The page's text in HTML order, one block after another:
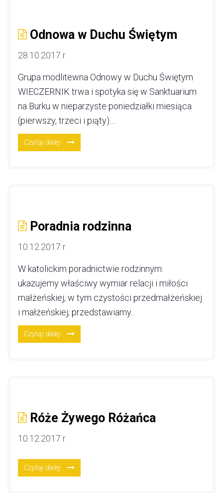
Odnowa w Duchu Świętym
28.10.2017 r.
Grupa modlitewna Odnowy w Duchu Świętym
WIECZERNIK trwa i spotyka się w Sanktuarium
na Burku w nieparzyste poniedziałki miesiąca
(pierwszy, trzeci i piąty)....
Czytaj dalej
Poradnia rodzinna
10.12.2017 r.
W katolickim poradnictwie rodzinnym:
ukazujemy właściwy wymiar relacji i miłości
małżeńskiej, w tym czystości przedmałżeńskiej
i małżeńskiej; przedstawiamy...
Czytaj dalej
Róże Żywego Różańca
10.12.2017 r.
Czytaj dalej